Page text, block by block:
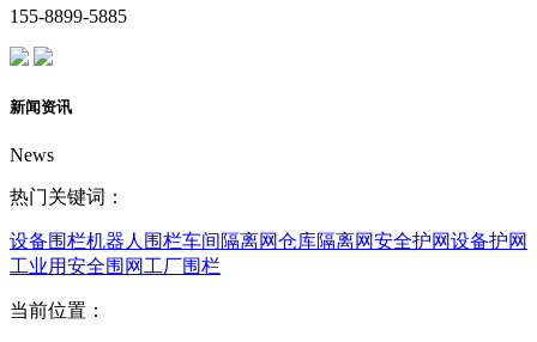
155-8899-5885
新闻资讯
News
热门关键词：
设备围栏机器人围栏车间隔离网仓库隔离网安全护网设备护网
工业用安全围网 工厂围栏
当前位置：